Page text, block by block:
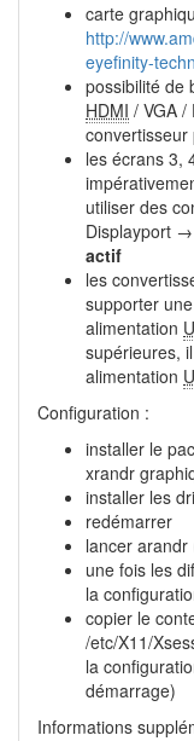
carte
http://
eyefinity-
possibilité de
HDMI / VGA /
convertisseur
les écrans 3,
utiliser des
Displayport
actif
les
supporter
alimentation
supérieures,
alimentation
Configuration :
installer le
xrandr
installer les
redémarrer
lancer
une fois les
la
copier le
/etc/X11/
la
démarrage)
Informations